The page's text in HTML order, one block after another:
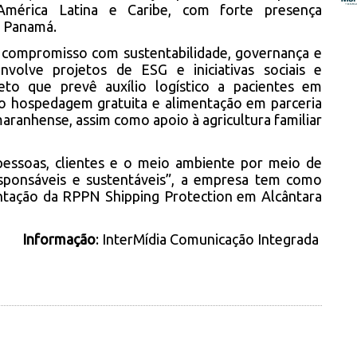
Latina e Caribe, com forte presença
com sustentabilidade, governança e
projetos de ESG e iniciativas sociais e
que prevê auxílio logístico a pacientes em
gratuita e alimentação em parceria
assim como apoio à agricultura familiar
clientes e o meio ambiente por meio de
e sustentáveis”, a empresa tem como
da RPPN Shipping Protection em Alcântara
Informação: InterMídia Comunicação Integrada